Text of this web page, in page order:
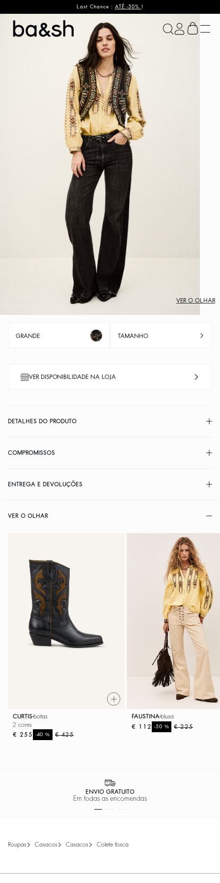
Last Chance : ATÉ -50% !
ba&sh
VER O OLHAR
GRANDE TAMANHO
VER DISPONIBILIDADE NA LOJA
DETALHES DO PRODUTO
COMPROMISSOS
ENTREGA E DEVOLUÇÕES
VER O OLHAR
CURTIS botas
2 cores
€ 425
-40%
€ 255
FAUSTINA blusa
€ 225
-50 %
€ 112
PAGAMENTO 100% SEGURO
Pagamento fácil
roupas casacos casacos colete fosca